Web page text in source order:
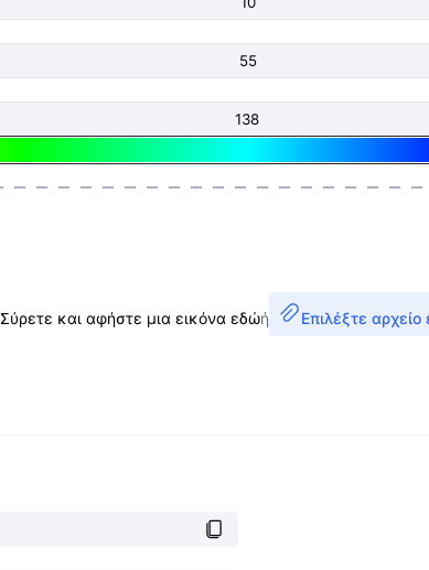
Σύρετε και αφήστε μια εικόνα εδώή Επιλέξτε αρχείο